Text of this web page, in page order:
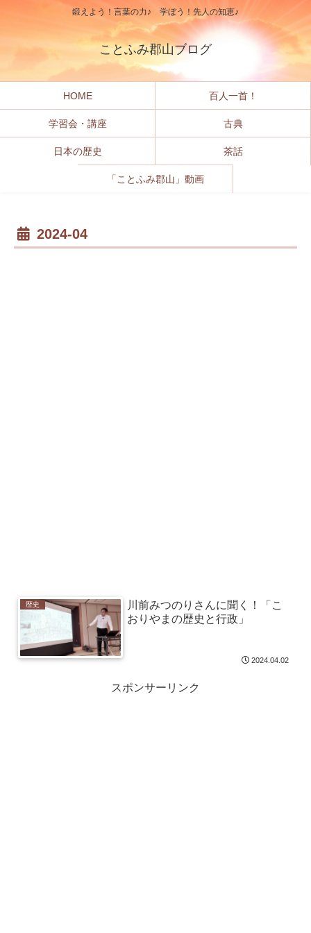
鍛えよう！言葉の力♪ 学ぼう！先人の知恵♪
ことふみ郡山ブログ
HOME 百人一首！
学習会・講座 古典
日本の歴史 茶話
「ことふみ郡山」動画
2024-04
歴史
川前みつのりさんに聞く！「こ
おりやまの歴史と行政」
2024.04.02
スポンサーリンク